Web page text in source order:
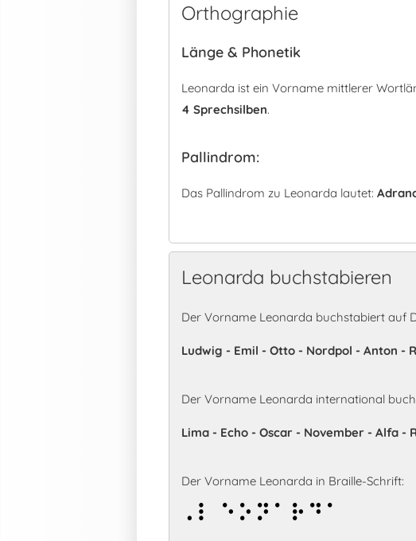
Orthographie
Länge & Phonetik
Leonarda ist ein Vorname mittlerer
4 Sprechsilben.
Pallindrom:
Das Pallindrom zu Leonarda lautet:
Leonarda buchstabieren
Der Vorname Leonarda buchstabiert auf
Ludwig - Emil - Otto - Nordpol - Anton -
Der Vorname Leonarda international
Lima - Echo - Oscar - November - Alfa -
Der Vorname Leonarda in Braille-Schrift:
Leonarda